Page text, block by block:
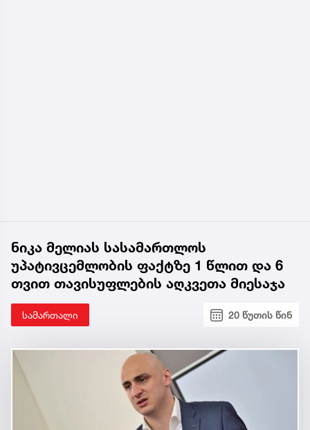
ნიკა მელიას სასამართლოს
უპატივცემლობის ფაქტზე 1 წლით და 6
თვით თავისუფლების აღკვეთა მიესაჯა
სამართალი 20 წუთის წინ